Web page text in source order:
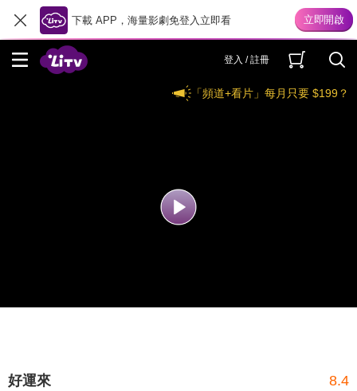
下載 APP，海量影劇免登入立即看
登入 / 註冊
「頻道+看片」每月只要 $199？
好運來 8.4